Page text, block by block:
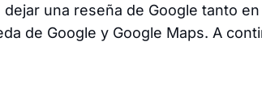
una reseña de Google tanto
de Google y Google Maps. A